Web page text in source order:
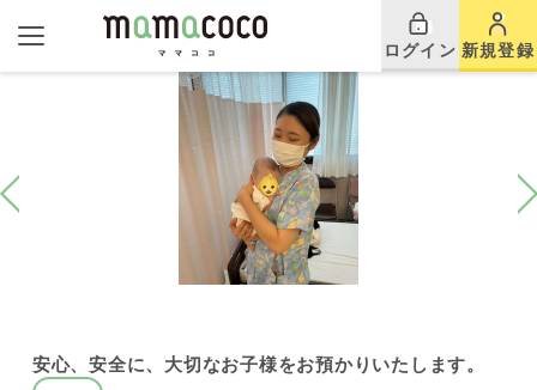
ログイン 新規登録
安心、安全に、大切なお子様をお預かりいたします。